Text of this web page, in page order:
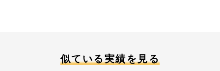
似ている実績を見る